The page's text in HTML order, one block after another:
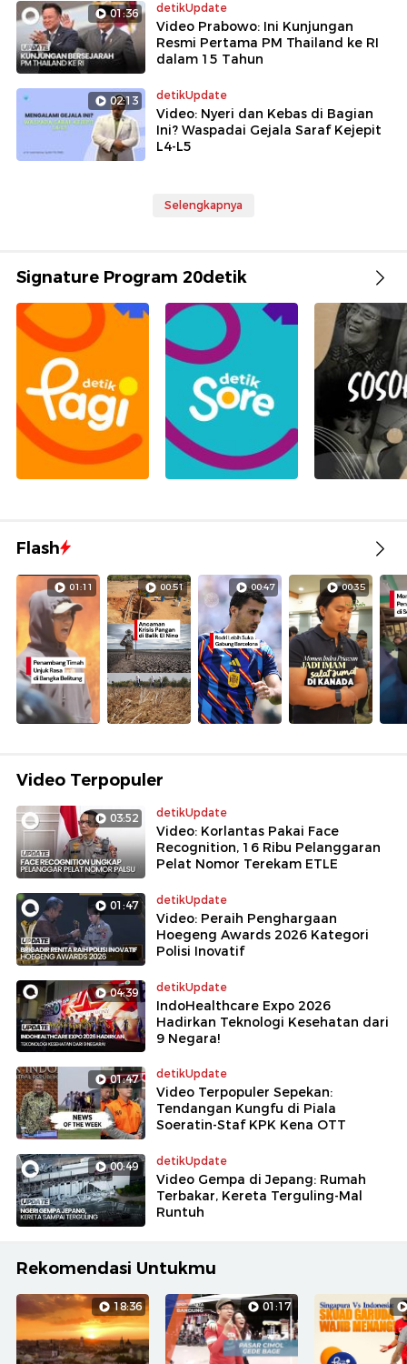
01:36 detikUpdate
Video Prabowo: Ini Kunjungan
Resmi Pertama PM Thailand ke RI
dalam 15 Tahun
02:13 detikUpdate
Video: Nyeri dan Kebas di Bagian
Ini? Waspadai Gejala Saraf Kejepit
L4-L5
Selengkapnya
Signature Program 20detik
Flash
01:11 00:51 00:47 00:35
Video Terpopuler
03:52 detikUpdate
Video: Korlantas Pakai Face
Recognition, 16 Ribu Pelanggaran
Pelat Nomor Terekam ETLE
01:47 detikUpdate
Video: Peraih Penghargaan
Hoegeng Awards 2026 Kategori
Polisi Inovatif
04:39 detikUpdate
IndoHealthcare Expo 2026
Hadirkan Teknologi Kesehatan dari
9 Negara!
01:47 detikUpdate
Video Terpopuler Sepekan:
Tendangan Kungfu di Piala
Soeratin-Staf KPK Kena OTT
00:49 detikUpdate
Video Gempa di Jepang: Rumah
Terbakar, Kereta Terguling-Mal
Runtuh
Rekomendasi Untukmu
18:36 01:17